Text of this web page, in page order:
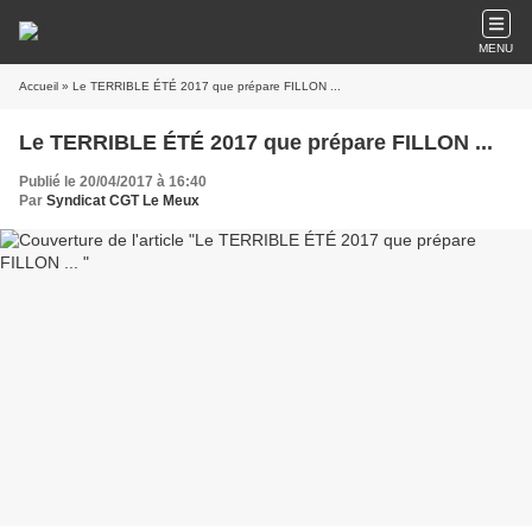
MENU
Accueil » Le TERRIBLE ÉTÉ 2017 que prépare FILLON ...
Le TERRIBLE ÉTÉ 2017 que prépare FILLON ...
Publié le 20/04/2017 à 16:40
Par Syndicat CGT Le Meux